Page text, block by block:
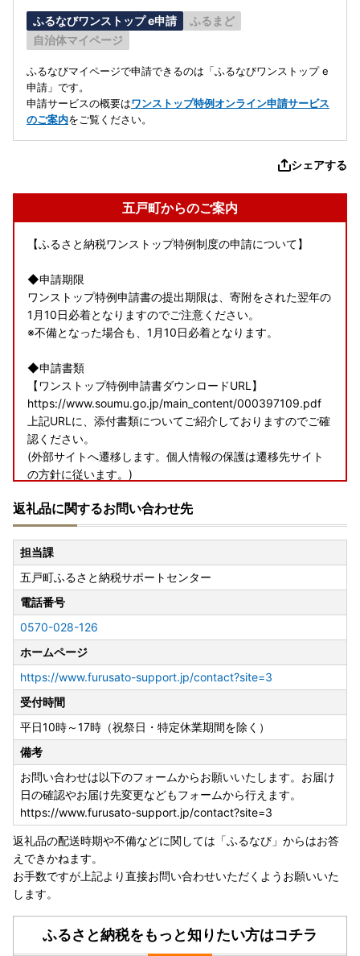
ふるなびワンストップ e申請
ふるまど
自治体マイページ
ふるなびマイページで申請できるのは「ふるなびワンストップ e
申請」です。
申請サービスの概要はワンストップ特例オンライン申請サービス
のご案内をご覧ください。
シェアする
五戸町からのご案内
【ふるさと納税ワンストップ特例制度の申請について】
◆申請期限
ワンストップ特例申請書の提出期限は、寄附をされた翌年の
1月10日必着となりますのでご注意ください。
※不備となった場合も、1月10日必着となります。
◆申請書類
【ワンストップ特例申請書ダウンロードURL】
https://www.soumu.go.jp/main_content/000397109.pdf
上記URLに、添付書類についてご紹介しておりますのでご確
認ください。
(外部サイトへ遷移します。個人情報の保護は遷移先サイト
の方針に従います。)
◆電子申請
【ふるさとPASS】ワンストップ特例制度の手続きをスマホ
でできるサービス
https://www.furusato-pass.jp/static/about
上記URLに、電子申請についてご紹介しておりますのでご確
認ください。
(外部サイトへ遷移します。個人情報の保護は遷移先サイト
の方針に従います
申請書類の受理・不受理につきましては、原則としてメール
で通知いたします。
◆送付先
〒134-8691
日本郵便株式会社葛西郵便局私書箱第39号AT
青森県五戸町 ワンストップ特例申請窓口 宛
返礼品に関するお問い合わせ先
担当課
五戸町ふるさと納税サポートセンター
電話番号
0570-028-126
ホームページ
https://www.furusato-support.jp/contact?site=3
受付時間
平日10時～17時（祝祭日・特定休業期間を除く）
備考
お問い合わせは以下のフォームからお願いいたします。お届け
日の確認やお届け先変更などもフォームから行えます。
https://www.furusato-support.jp/contact?site=3
返礼品の配送時期や不備などに関しては「ふるなび」からはお答
えできかねます。
お手数ですが上記より直接お問い合わせいただくようお願いいた
します。
ふるさと納税をもっと知りたい方はコチラ